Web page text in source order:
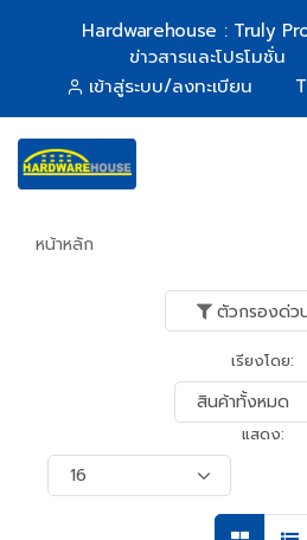
Hardwarehouse : Truly
ข่าวสารและโปรโมชั่น
เข้าสู่ระบบ/ลงทะเบียน
หน้าหลัก
ตัวกรองด่ว
เรียงโดย:
แสดง: